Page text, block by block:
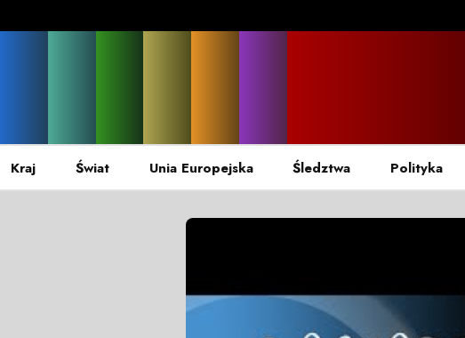
Kraj Świat Unia Europejska Śledztwa Polityka